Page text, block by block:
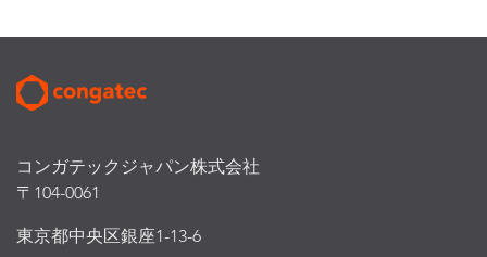
コンガテックジャパン株式会社
〒104-0061
東京都中央区銀座1-13-6